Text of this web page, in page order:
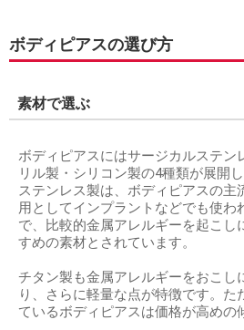
ボディピアスの選び方
素材で選ぶ
ボディピアスにはサージカルステン
リル製・シリコン製の4種類が展開
ステンレス製は、ボディピアスの主
用としてインプラントなどでも使わ
で、比較的金属アレルギーを起こし
すめの素材とされています。
チタン製も金属アレルギーをおこし
り、さらに軽量な点が特徴です。た
ているボディピアスは価格が高めの